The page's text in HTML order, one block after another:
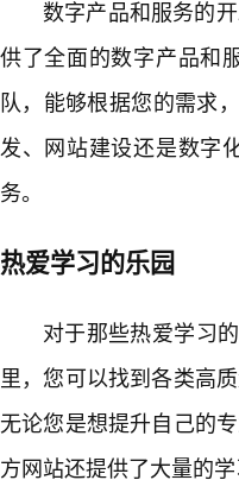
数字产品和服务的
供了全面的数字产品和
队，能够根据您的需求
发、网站建设还是数字
务。
热爱学习的乐园
对于那些热爱学习
里，您可以找到各类高
无论您是想提升自己的
方网站还提供了大量的